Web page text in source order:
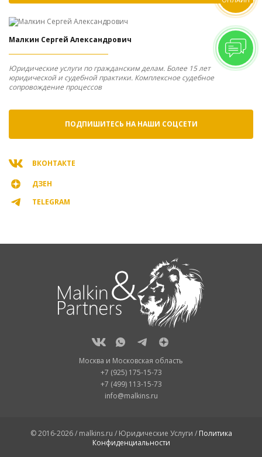
Малкин Сергей Александрович
Юридические услуги по гражданским делам. Более 15 лет
юридической и судебной практики. Комплексное судебное
сопровождение процессов
ПОДПИШИТЕСЬ НА НАШИ СОЦСЕТИ
ВКОНТАКТЕ
ДЗЕН
TELEGRAM
Москва и Московская область
+7 (925) 175-15-73
+7 (499) 113-15-73
info@malkins.ru
© 2016-2026 / malkins.ru / Юридические Услуги / Политика
Конфиденциальности